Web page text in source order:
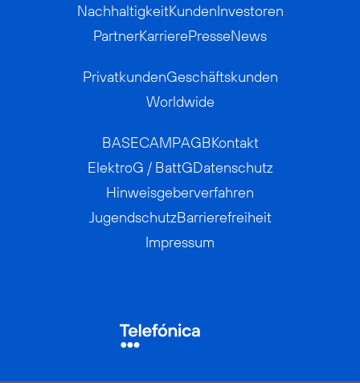
NachhaltigkeitKundenInvestoren
PartnerKarrierePresseNews
PrivatkundenGeschäftskunden
Worldwide
BASECAMPAGBKontakt
ElektroG / BattGDatenschutz
Hinweisgeberverfahren
JugendschutzBarrierefreiheit
Impressum